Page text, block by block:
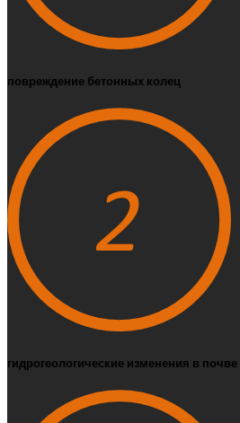
повреждение бетонных колец
гидрогеологические изменения в почве